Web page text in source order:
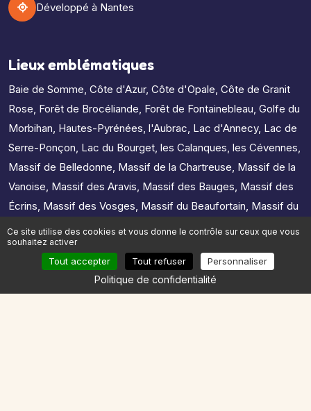
Développé à Nantes
Lieux emblématiques
Baie de Somme, Côte d'Azur, Côte d'Opale, Côte de Granit
Rose, Forêt de Brocéliande, Forêt de Fontainebleau, Golfe du
Morbihan, Hautes-Pyrénées, l'Aubrac, Lac d'Annecy, Lac de
Serre-Ponçon, Lac du Bourget, les Calanques, les Cévennes,
Massif de Belledonne, Massif de la Chartreuse, Massif de la
Vanoise, Massif des Aravis, Massif des Bauges, Massif des
Écrins, Massif des Vosges, Massif du Beaufortain, Massif du
Canigou, Massif du Jura , Massif du Mercantour
Mont-Blanc,Massif du Queyras
Presqu'île de Crozon, Pyrénées ariégeoises
Ce site utilise des cookies et vous donne le contrôle sur ceux que vous
souhaitez activer
Tout accepter Tout refuser Personnaliser
Politique de confidentialité